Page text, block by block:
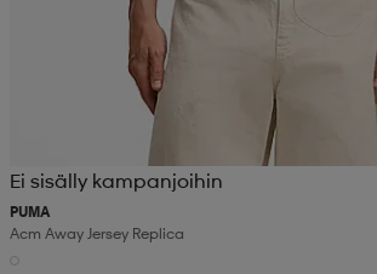
Ei sisälly kampanjoihin
PUMA
Acm Away Jersey Replica